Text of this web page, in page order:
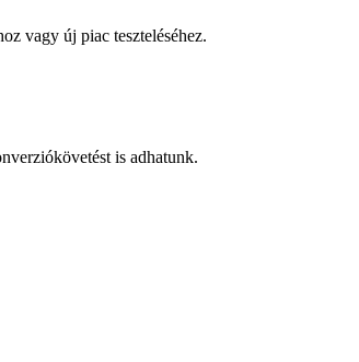
vagy új piac teszteléséhez.
is adhatunk.